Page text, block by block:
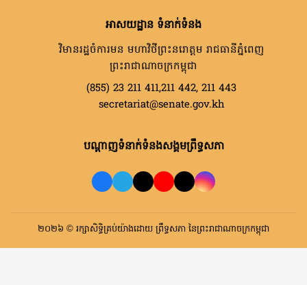
អាសយដ្ឋាន ទំនាក់ទំនង
វិមានរដ្ឋចំការមន មហាវិថីព្រះនរោត្តម រាជធានីភ្នំពេញ
ព្រះរាជាណាចក្រកម្ពុជា
(855) 23 211 411,211 442, 211 443
secretariat@senate.gov.kh
បណ្តាញទំនាក់ទំនងសង្គមព្រឹទ្ធសភា
២០២៦ © រក្សាសិទ្ធិគ្រប់យ៉ាងដោយ ព្រឹទ្ធសភា នៃព្រះរាជាណាចក្រកម្ពុជា